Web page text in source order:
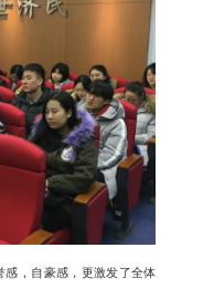
感，自豪感，更激发了全体